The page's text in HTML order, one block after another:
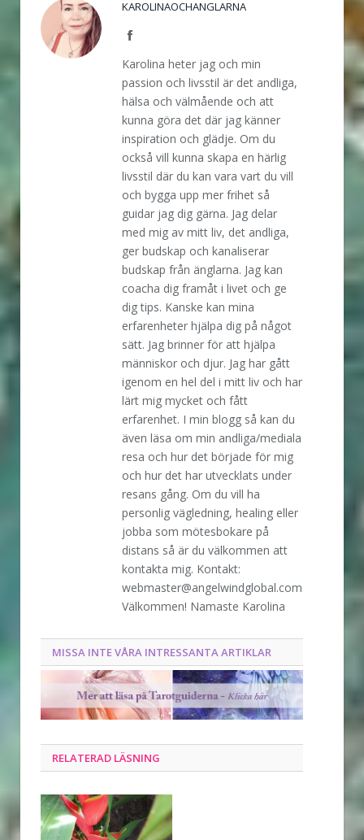
KAROLINAOCHANGLARNA
Facebook
Karolina heter jag och min
passion och livsstil är det andliga,
hälsa och välmående och att
kunna göra det där jag känner
inspiration och glädje. Om du
också vill kunna skapa en härlig
livsstil där du kan vara vart du vill
och bygga upp mer frihet så
guidar jag dig gärna. Jag delar
med mig av mitt liv, det andliga,
ger budskap och kanaliserar
budskap från änglarna. Jag kan
coacha dig framåt i livet och ge
dig tips. Kanske kan mina
erfarenheter hjälpa dig på något
sätt. Jag brinner för att hjälpa
människor och djur. Jag har gått
igenom en hel del i mitt liv och har
lärt mig mycket och fått
erfarenhet. I min blogg så kan du
även läsa om min andliga/mediala
resa och hur det började för mig
och hur det har utvecklats under
resans gång. Om du vill ha
personlig vägledning, healing eller
jobba som mötesbokare på
distans så är du välkommen att
kontakta mig. Kontakt:
webmaster@angelwindglobal.com
Välkommen! Namaste Karolina
MISSA INTE VÅRA INTRESSANTA ARTIKLAR
RELATERAD LÄSNING